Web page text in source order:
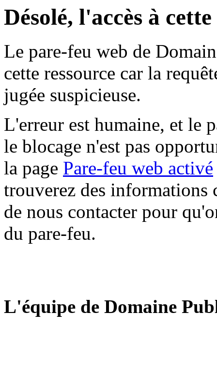
Désolé, l'accès à
Le pare-feu web de
cette ressource car la
jugée suspicieuse.
L'erreur est humaine, et le
le blocage n'est pas
la page Pare-feu web activé
trouverez des informations
de nous contacter pour
du pare-feu.
L'équipe de Domaine